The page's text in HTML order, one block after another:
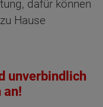
dafür können
Hause
unverbindlich
an!